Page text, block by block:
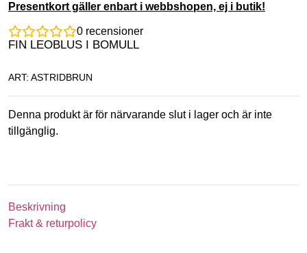
Presentkort gäller enbart i webbshopen, ej i butik!
0 recensioner
FIN LEOBLUS I BOMULL
ART: ASTRIDBRUN
Denna produkt är för närvarande slut i lager och är inte
tillgänglig.
Beskrivning
Frakt & returpolicy